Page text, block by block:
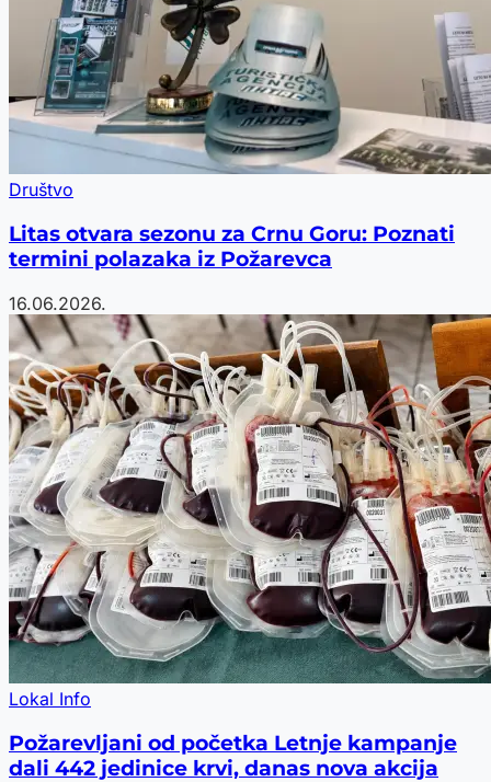
Društvo
Litas otvara sezonu za Crnu Goru: Poznati
termini polazaka iz Požarevca
16.06.2026.
Lokal Info
Požarevljani od početka Letnje kampanje
dali 442 jedinice krvi, danas nova akcija